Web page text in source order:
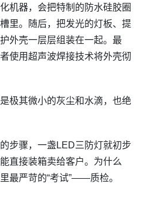
机器，会把特制的防水硅胶圈
里。随后，把发光的灯板、提
外壳一层层组装在一起。最
使用超声波焊接技术将外壳彻
极其微小的灰尘和水滴，也绝
步骤，一盏LED三防灯就初步
直接装箱卖给客户。为什么
最严苛的“考试”——质检。